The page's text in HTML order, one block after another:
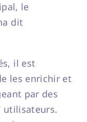
le
dit
il est
les enrichir et
par des
utilisateurs.